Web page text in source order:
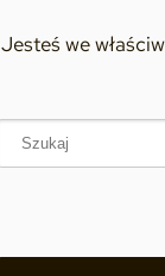
Jesteś we